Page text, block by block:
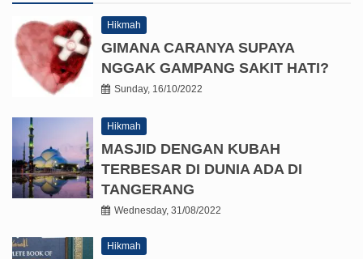
Hikmah
GIMANA CARANYA SUPAYA
NGGAK GAMPANG SAKIT HATI?
Sunday, 16/10/2022
Hikmah
MASJID DENGAN KUBAH
TERBESAR DI DUNIA ADA DI
TANGERANG
Wednesday, 31/08/2022
Hikmah